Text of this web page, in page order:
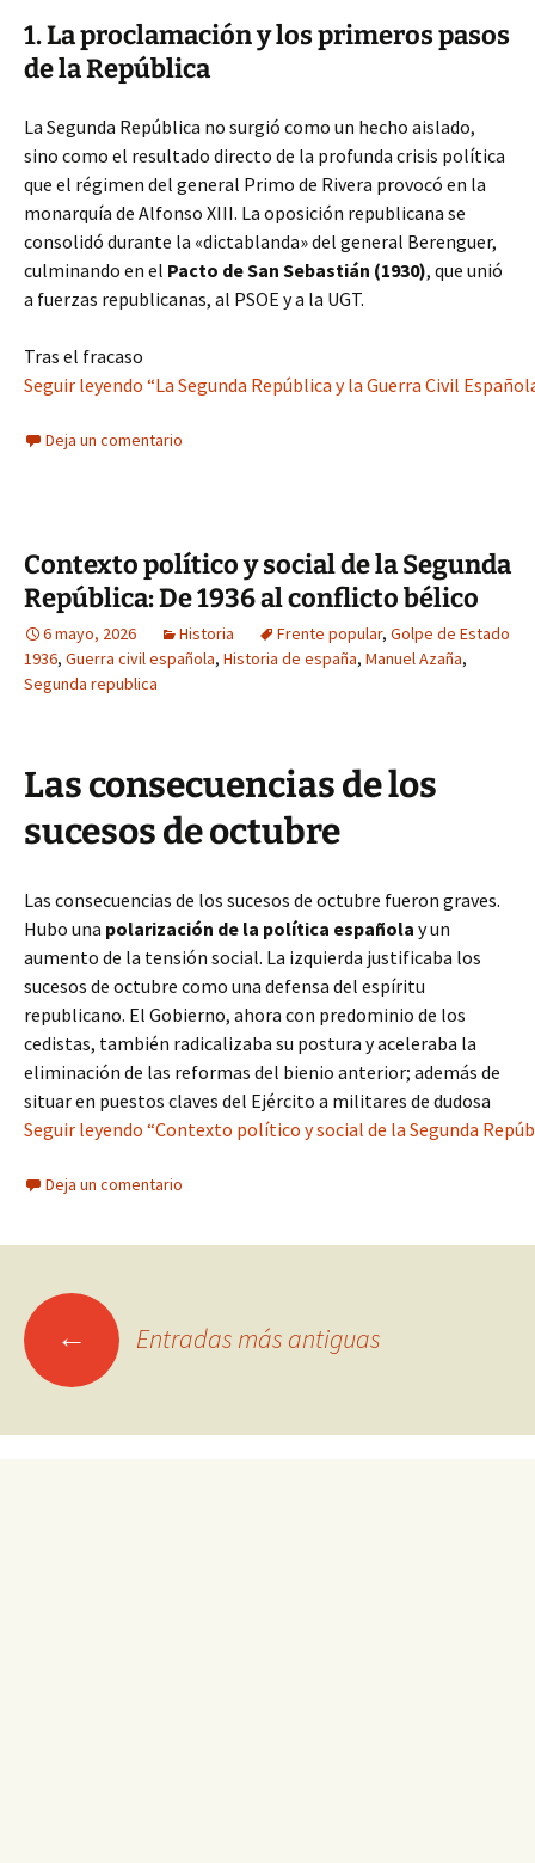
1. La proclamación y los primeros pasos
de la República
La Segunda República no surgió como un hecho aislado,
sino como el resultado directo de la profunda crisis política
que el régimen del general Primo de Rivera provocó en la
monarquía de Alfonso XIII. La oposición republicana se
consolidó durante la «dictablanda» del general Berenguer,
culminando en el Pacto de San Sebastián (1930), que unió
a fuerzas republicanas, al PSOE y a la UGT.
Tras el fracaso
Seguir leyendo “La Segunda República y la Guerra Civil
Deja un comentario
Contexto político y social de la Segunda
República: De 1936 al conflicto bélico
6 mayo, 2026 Historia Frente popular, Golpe de Estado
1936, Guerra civil española, Historia de españa, Manuel Azaña,
Segunda republica
Las consecuencias de los
sucesos de octubre
Las consecuencias de los sucesos de octubre fueron graves.
Hubo una polarización de la política española y un
aumento de la tensión social. La izquierda justificaba los
sucesos de octubre como una defensa del espíritu
republicano. El Gobierno, ahora con predominio de los
cedistas, también radicalizaba su postura y aceleraba la
eliminación de las reformas del bienio anterior; además de
situar en puestos claves del Ejército a militares de dudosa
Seguir leyendo “Contexto político y social de la Segunda
Deja un comentario
Ir ← Entradas más antiguas